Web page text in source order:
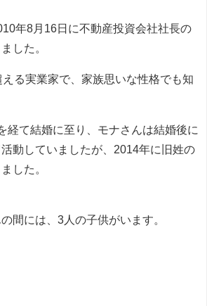
年8月16日に不動産投資会社社長の
した。
る実業家で、家族思いな性格でも知
経て結婚に至り、モナさんは結婚後に
活動していましたが、2014年に旧姓の
した。
間には、3人の子供がいます。